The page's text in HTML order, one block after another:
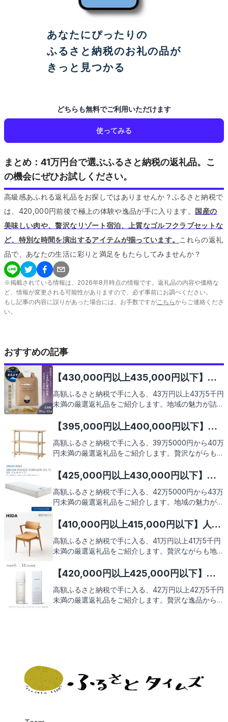
あなたにぴったりの
ふるさと納税のお礼の品が
きっと見つかる
どちらも無料でご利用いただけます
使ってみる
まとめ：41万円台で選ぶふるさと納税の返礼品。こ
の機会にぜひお試しください。
高級感あふれる返礼品をお探しではありませんか？ふるさと納税で
は、420,000円前後で極上の体験や逸品が手に入ります。 国産の
美味しい肉や、贅沢なリゾート宿泊、上質なゴルフクラブセットな
ど、特別な時間を演出するアイテムが揃っています。 これらの返礼
品で、あなたの生活に彩りと満足をもたらしてみませんか？
※掲載されている情報は、 2026年8 月時点の情報です。返礼品の内容や価格な
ど、情報が変更される可能性がありますので、必ず事前にお調べください。
もし記事の内容に誤りがあった場合には、お手数ですがこちらからご連絡くださ
い。
おすすめの記事
【430,000円以上435,000円以下】人
気のおすすめふるさと納税返礼品9選
高額ふるさと納税で手に入る、43万円以上43万5千円
未満の厳選返礼品をご紹介します。地域の魅力が詰ま
機会に、贅沢な返礼品を手に入れてみませんか。次の
ページで、その魅力を存分にお伝えしますので、どう
ぞご期待ください。
【395,000円以上400,000円以下】人
気のおすすめふるさと納税返礼品9選
高額ふるさと納税で手に入る、39万5000円から40万
円未満の厳選返礼品をご紹介します。贅沢ながらも心
発見するきっかけにもなるでしょう。さあ、どんな返
礼品があなたを待っているのか、見ていきましょう。
【425,000円以上430,000円以下】人
気のおすすめふるさと納税返礼品9選
高額ふるさと納税で手に入る、42万5000円から43万
円未満の厳選返礼品をご紹介します。地域の魅力が詰
の機会に、贅沢なふるさと納税の返礼品をぜひご覧く
ださい。
【410,000円以上415,000円以下】人気
のおすすめふるさと納税返礼品9選
高額ふるさと納税で手に入る、41万円以上41万5千円
未満の厳選返礼品をご紹介します。贅沢ながらも地域
紹介する返礼品の数々に、どうぞご期待ください。
【420,000円以上425,000円以下】人
気のおすすめふるさと納税返礼品9選
高額ふるさと納税で手に入る、42万円以上42万5千円
未満の厳選返礼品をご紹介します。贅沢な逸品から地